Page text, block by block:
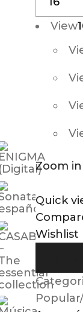
View
Zoom in
Quick
Wishlist